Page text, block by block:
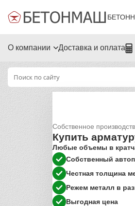
О компании Доставка и оплата
Собственное
Купить
Любые объемы в
Собственный
Честная толщина
Режем металл в
Выгодная цена